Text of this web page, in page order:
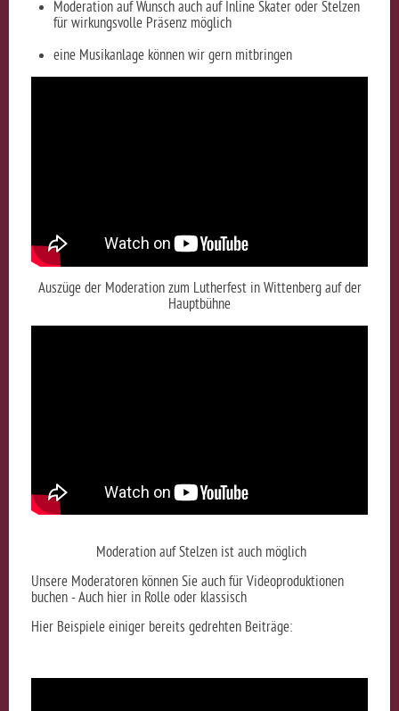
Moderation auf Wunsch auch auf Inline Skater oder Stelzen
für wirkungsvolle Präsenz möglich
eine Musikanlage können wir gern mitbringen
Auszüge der Moderation zum Lutherfest in Wittenberg auf der
Hauptbühne
Moderation auf Stelzen ist auch möglich
Unsere Moderatoren können Sie auch für Videoproduktionen
buchen - Auch hier in Rolle oder klassisch
Hier Beispiele einiger bereits gedrehten Beiträge: